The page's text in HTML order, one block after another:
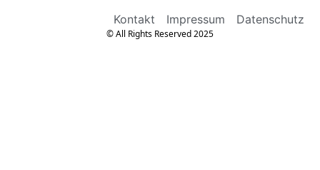
Kontakt Impressum Datenschutz
© All Rights Reserved 2025